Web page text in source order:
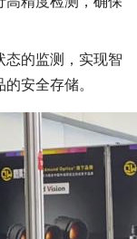
态的监测，实现智
安全存储。